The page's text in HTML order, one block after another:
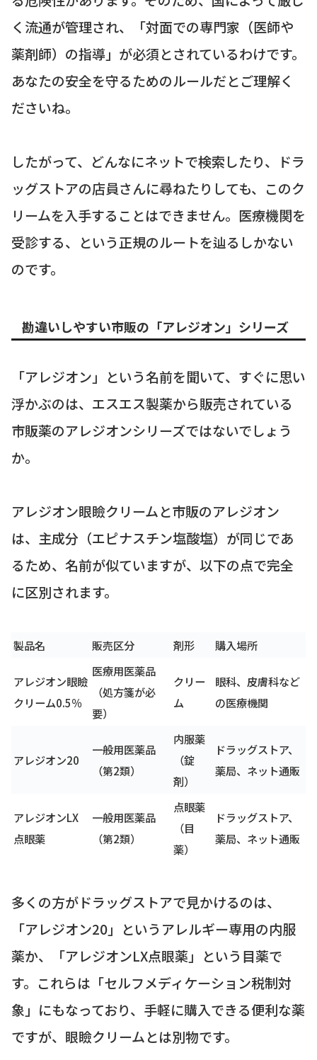
く流通が管理され、「対面での専門家（医師や
薬剤師）の指導」が必須とされているわけです。
あなたの安全を守るためのルールだとご理解く
ださいね。
したがって、どんなにネットで検索したり、ドラ
ッグストアの店員さんに尋ねたりしても、このク
リームを入手することはできません。医療機関を
受診する、という正規のルートを辿るしかない
のです。
勘違いしやすい市販の「アレジオン」シリーズ
「アレジオン」という名前を聞いて、すぐに思い
浮かぶのは、エスエス製薬から販売されている
市販薬のアレジオンシリーズではないでしょう
か。
アレジオン眼瞼クリームと市販のアレジオン
は、主成分（エピナスチン塩酸塩）が同じであ
るため、名前が似ていますが、以下の点で完全
に区別されます。
製品名 販売区分 剤形 購入場所
アレジオン眼瞼
クリーム0.5％
医療用医薬品
（処方箋が必
要）
クリー
ム
眼科、皮膚科など
の医療機関
アレジオン20
一般用医薬品
（第2類）
内服薬
（錠
剤）
ドラッグストア、
薬局、ネット通販
アレジオンLX
点眼薬
一般用医薬品
（第2類）
点眼薬
（目
薬）
ドラッグストア、
薬局、ネット通販
多くの方がドラッグストアで見かけるのは、
「アレジオン20」というアレルギー専用の内服
薬か、「アレジオンLX点眼薬」という目薬で
す。これらは「セルフメディケーション税制対
象」にもなっており、手軽に購入できる便利な薬
ですが、眼瞼クリームとは別物です。